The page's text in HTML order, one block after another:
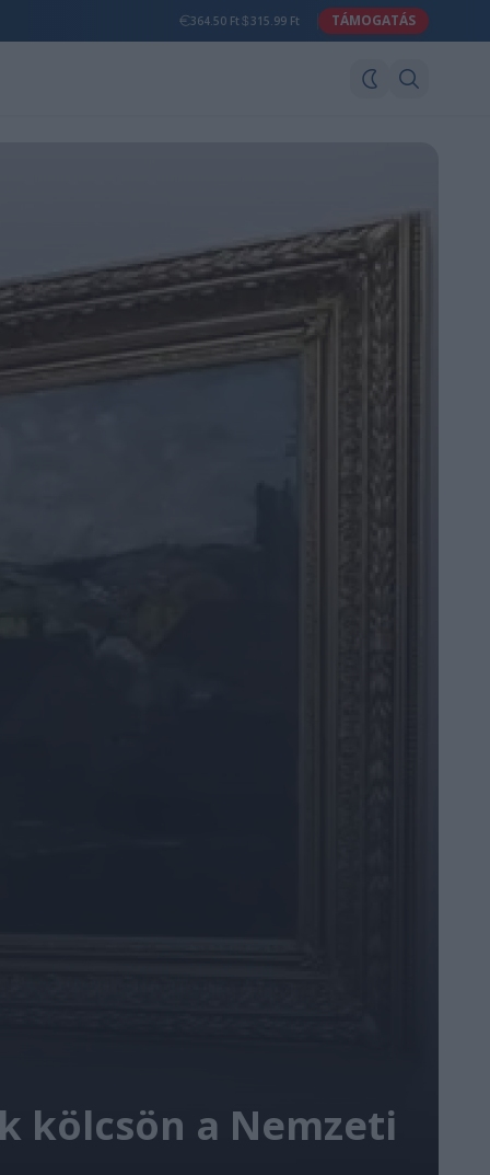
364.50 Ft 315.99 Ft TÁMOGATÁS
kölcsön a Nemzeti